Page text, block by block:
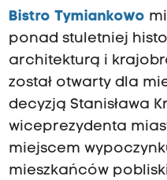
Bistro Tymiankowo
ponad stuletniej
architekturą i
został otwarty dla
decyzją Stanisława
wiceprezydenta
miejscem
mieszkańców